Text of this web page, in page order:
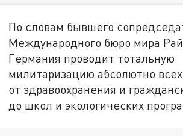
По словам бывшего
Международного бюро мира
Германия проводит тотальную
милитаризацию абсолютно
от здравоохранения и
до школ и экологических